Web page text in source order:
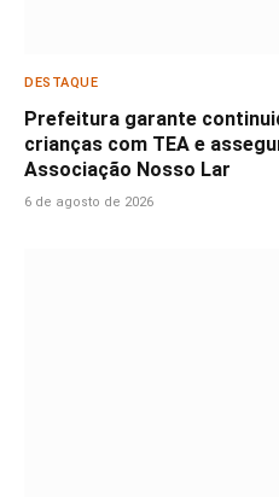
DESTAQUE
Prefeitura garante
crianças com TEA e
Associação Nosso Lar
6 de agosto de 2026